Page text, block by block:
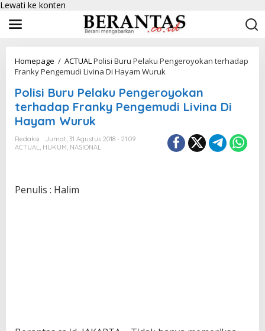
Lewati ke konten
Homepage / ACTUALPolisi Buru Pelaku Pengeroyokan terhadap
Franky Pengemudi Livina Di Hayam Wuruk
Polisi Buru Pelaku Pengeroyokan
terhadap Franky Pengemudi Livina Di
Hayam Wuruk
Redaksi
Jumat, 31 Agustus 2018 - 21:09
ACTUAL, HUKUM, NASIONAL
Penulis : Halim